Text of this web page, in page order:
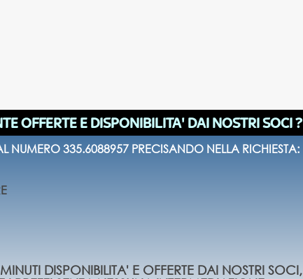
NUMERO 335.6088957 PRECISANDO NELLA RICHIESTA:
DISPONIBILITA' E OFFERTE DAI NOSTRI SOCI,
OFFERTE E DISPONIBILITA' DAI NOSTRI SOCI ?